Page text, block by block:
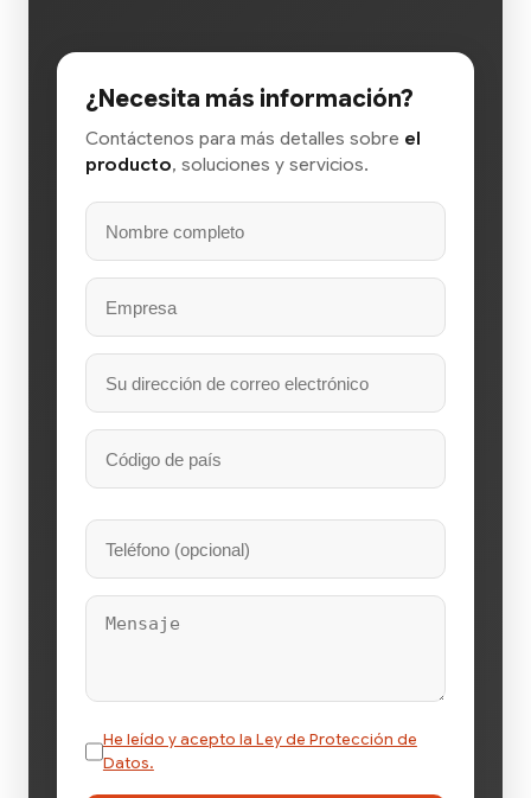
¿Necesita más información?
Contáctenos para más detalles sobre el
producto, soluciones y servicios.
He leído y acepto la Ley de Protección de
Datos.